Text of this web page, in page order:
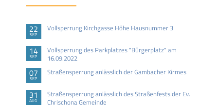
22
SEP
Vollsperrung Kirchgasse Höhe Hausnummer 3
14
SEP
Vollsperrung des Parkplatzes "Bürgerplatz" am
16.09.2022
07
SEP
Straßensperrung anlässlich der Gambacher Kirmes
31
AUG
Straßensperrung anlässlich des Straßenfests der Ev.
Chrischona Gemeinde